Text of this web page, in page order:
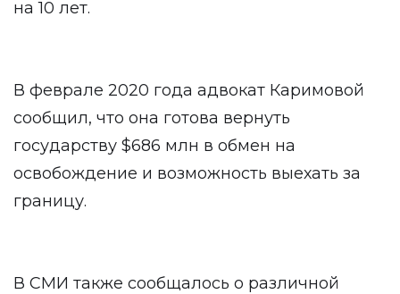
на 10 лет.
В феврале 2020 года адвокат Каримовой
сообщил, что она готова вернуть
государству $686 млн в обмен на
освобождение и возможность выехать за
границу.
В СМИ также сообщалось о различной